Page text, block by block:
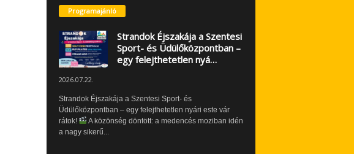
Programajánló
Strandok Éjszakája a Szentesi
Sport- és Üdülőközpontban –
egy felejthetetlen nyá…
2026.07.22.
Strandok Éjszakája a Szentesi Sport- és
Üdülőközpontban – egy felejthetetlen nyári este vár
rátok!
A közönség döntött: a medencés moziban idén
a nagy sikerű...